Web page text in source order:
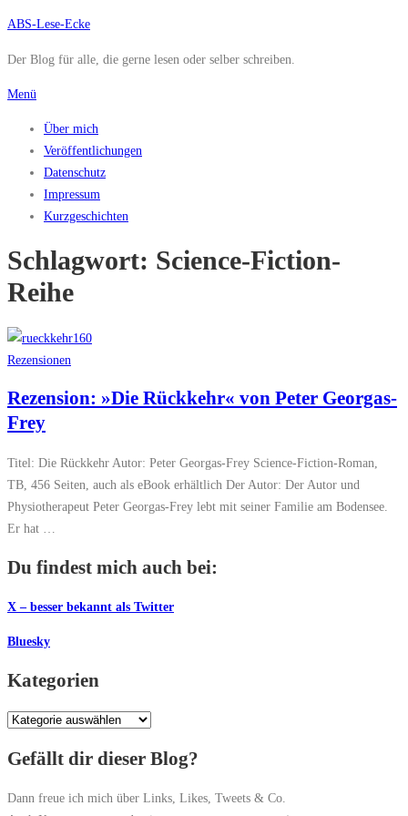
Zum
springen
ABS-Lese-Ecke
Der Blog für alle, die gerne lesen oder selber schreiben.
Menü
Über mich
Veröffentlichungen
Datenschutz
Impressum
Kurzgeschichten
Schlagwort: Science-Fiction-
Reihe
Rezensionen
Rezension: »Die Rückkehr« von Peter Georgas-
Frey
Titel: Die Rückkehr Autor: Peter Georgas-Frey Science-Fiction-Roman,
TB, 456 Seiten, auch als eBook erhältlich Der Autor: Der Autor und
Physiotherapeut Peter Georgas-Frey lebt mit seiner Familie am Bodensee.
Er hat …
Du findest mich auch bei:
X – besser bekannt als Twitter
Bluesky
Kategorien
Kategorien
Gefällt dir dieser Blog?
Dann freue ich mich über Links, Likes, Tweets & Co.